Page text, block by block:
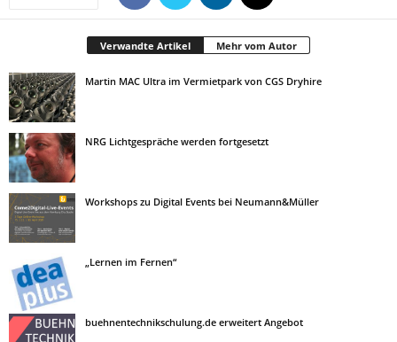
Verwandte Artikel Mehr vom Autor
Martin MAC Ultra im Vermietpark von CGS Dryhire
NRG Lichtgespräche werden fortgesetzt
Workshops zu Digital Events bei Neumann&Müller
„Lernen im Fernen“
buehnentechnikschulung.de erweitert Angebot